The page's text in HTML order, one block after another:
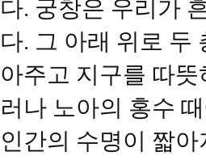
다. 궁창은 우리가
다. 그 아래 위로 두
아주고 지구를 따
러나 노아의 홍수
인간의 수명이 짧